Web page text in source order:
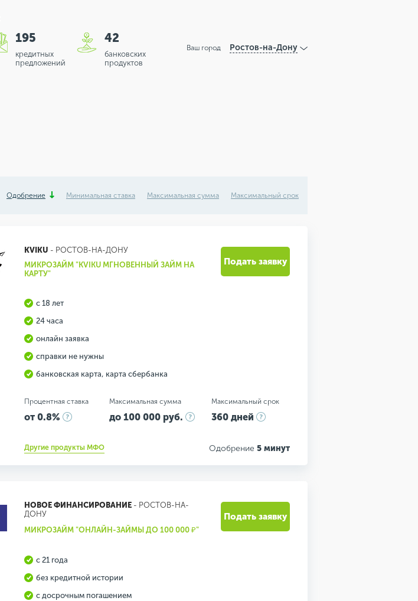
195
кредитных
предложений
42
банковских
продуктов
Ваш город Ростов-на-Дону
Одобрение Минимальная ставка Максимальная сумма Максимальный срок
KVIKU - РОСТОВ-НА-ДОНУ
МИКРОЗАЙМ "KVIKU МГНОВЕННЫЙ ЗАЙМ НА
КАРТУ"
с 18 лет
24 часа
онлайн заявка
справки не нужны
банковская карта, карта сбербанка
Процентная ставка
от 0.8%
Максимальная сумма
до 100 000 руб.
Максимальный срок
360 дней
Другие продукты МФО Одобрение 5 минут
Подать заявку
НОВОЕ ФИНАНСИРОВАНИЕ- РОСТОВ-НА-
ДОНУ
МИКРОЗАЙМ "ОНЛАЙН-ЗАЙМЫ ДО 100 000 ₽"
с 21 года
без кредитной истории
с досрочным погашением
Подать заявку